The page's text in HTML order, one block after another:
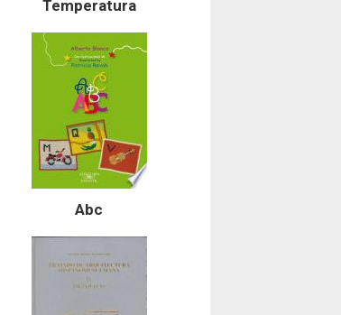
Temperatura
Abc